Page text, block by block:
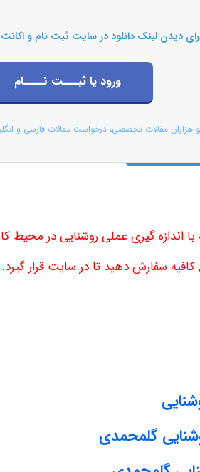
دیدن لینک دانلود در سایت ثبت نام و اکانت
ورود یا ثبـــت نــــام
هزاران مقالات تخصصی، درخواست مقالات فارسی و
با اندازه گیری عملی روشنایی در محیط
سفارش دهید تا در سایت قرار گیرد.
گلمحمدی